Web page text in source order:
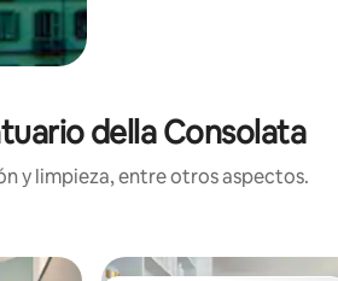
della Consolata
y limpieza, entre otros aspectos.